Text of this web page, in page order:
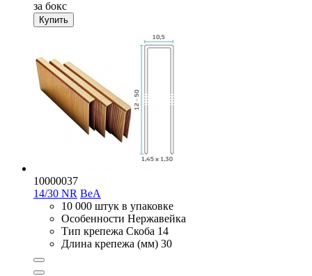
за бокс
Купить
10000037
14/30 NR BeA
10 000 штук в упаковке
Особенности Нержавейка
Тип крепежа Скоба 14
Длина крепежа (мм) 30